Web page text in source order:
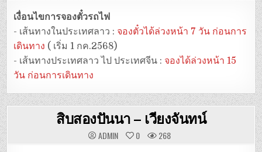
เงื่อนไขการจองตั๋วรถไฟ
- เส้นทางในประเทศลาว : จองตั๋วได้ล่วงหน้า 7 วัน ก่อนการ
เดินทาง ( เริ่ม 1 กค.2568)
- เส้นทางประเทศลาว ไป ประเทศจีน : จองได้ล่วงหน้า 15
วัน ก่อนการเดินทาง
สิบสองปันนา – เวียงจันทน์
ADMIN 0 268